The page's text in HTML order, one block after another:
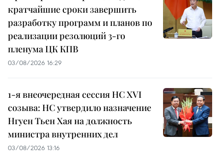
кратчайшие сроки завершить
разработку программ и планов по
реализации резолюций 3-го
пленума ЦК КПВ
03/08/2026 16:29
1-я внеочередная сессия НС XVI
созыва: НС утвердило назначение
Нгуен Тьен Хая на должность
министра внутренних дел
03/08/2026 13:16